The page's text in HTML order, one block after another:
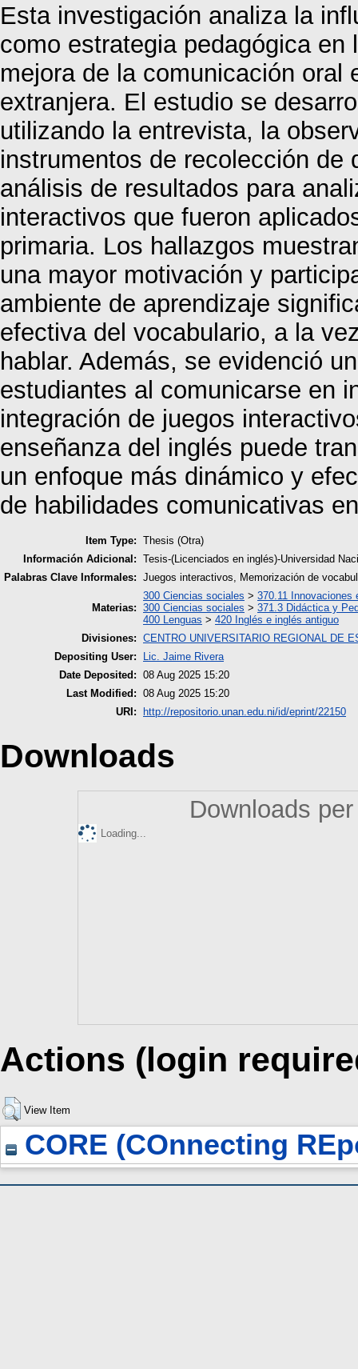
Esta investigación analiza la
como estrategia pedagógica
mejora de la comunicación oral
extranjera. El estudio se
utilizando la entrevista, la
instrumentos de recolección
análisis de resultados para
interactivos que fueron
primaria. Los hallazgos
una mayor motivación y
ambiente de aprendizaje
efectiva del vocabulario, a la
hablar. Además, se evidenció
estudiantes al comunicarse en
integración de juegos
enseñanza del inglés puede
un enfoque más dinámico y
de habilidades comunicativas
Item Type: Thesis (Otra)
Información Adicional: Tesis-(Licenciados en inglés)-Universidad
Palabras Clave Informales: Juegos interactivos, Memorización de
Materias:
300 Ciencias sociales > 370.11 Innovaciones
300 Ciencias sociales > 371.3 Didáctica y
400 Lenguas > 420 Inglés e inglés antiguo
Divisiones: CENTRO UNIVERSITARIO REGIONAL DE
Depositing User:
Lic. Jaime Rivera
Date Deposited: 08 Aug 2025 15:20
Last Modified: 08 Aug 2025 15:20
URI:
http://repositorio.unan.edu.ni/id/eprint/22150
Downloads
Downloads
Loading...
Actions (login
View Item
CORE (COnnecting